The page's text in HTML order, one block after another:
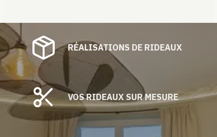
RÉALISATIONS DE RIDEAUX
VOS RIDEAUX SUR MESURE